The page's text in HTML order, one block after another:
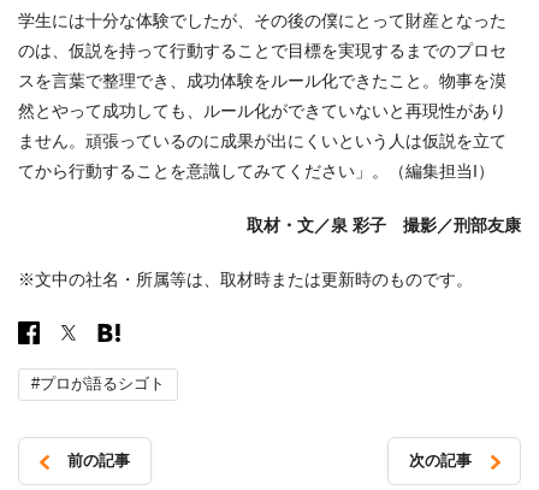
学生には十分な体験でしたが、その後の僕にとって財産となった
のは、仮説を持って行動することで目標を実現するまでのプロセ
スを言葉で整理でき、成功体験をルール化できたこと。物事を漠
然とやって成功しても、ルール化ができていないと再現性があり
ません。頑張っているのに成果が出にくいという人は仮説を立て
てから行動することを意識してみてください」。（編集担当I）
取材・文／泉 彩子 撮影／刑部友康
※文中の社名・所属等は、取材時または更新時のものです。
#プロが語るシゴト
前の記事 次の記事